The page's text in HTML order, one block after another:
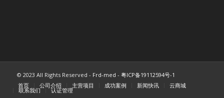
© 2023 All Rights Reserved - Frd-med - 粤ICP备19112594号-1
首页
公司介绍 主营项目 成功案例 新闻快讯 云商城
联系我们 认证管理